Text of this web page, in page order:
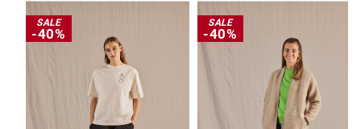
SALE
-40%
SALE
-40%